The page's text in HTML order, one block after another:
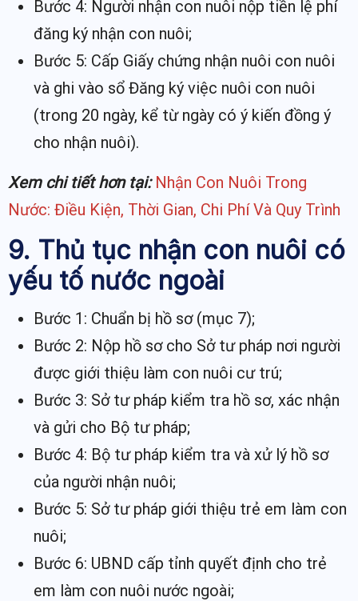
Bước 4: Người nhận con nuôi nộp tiền lệ phí
đăng ký nhận con nuôi;
Bước 5: Cấp Giấy chứng nhận nuôi con nuôi
và ghi vào sổ Đăng ký việc nuôi con nuôi
(trong 20 ngày, kể từ ngày có ý kiến đồng ý
cho nhận nuôi).
Xem chi tiết hơn tại:Nhận Con Nuôi Trong
Nước: Điều Kiện, Thời Gian, Chi Phí Và Quy Trình
9. Thủ tục nhận con nuôi có
yếu tố nước ngoài
Bước 1: Chuẩn bị hồ sơ (mục 7);
Bước 2: Nộp hồ sơ cho Sở tư pháp nơi người
được giới thiệu làm con nuôi cư trú;
Bước 3: Sở tư pháp kiểm tra hồ sơ, xác nhận
và gửi cho Bộ tư pháp;
Bước 4: Bộ tư pháp kiểm tra và xử lý hồ sơ
của người nhận nuôi;
Bước 5: Sở tư pháp giới thiệu trẻ em làm con
nuôi;
Bước 6: UBND cấp tỉnh quyết định cho trẻ
em làm con nuôi nước ngoài;